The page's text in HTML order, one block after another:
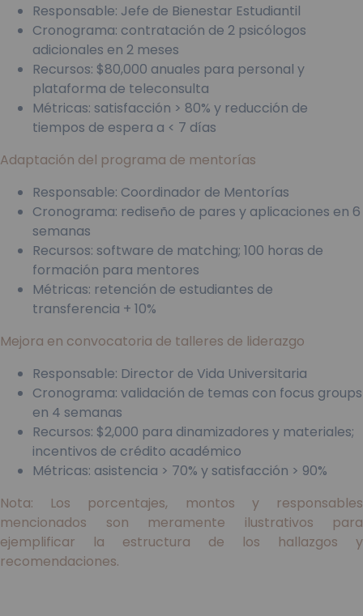
Responsable: Jefe de Bienestar Estudiantil
Cronograma: contratación de 2 psicólogos
adicionales en 2 meses
Recursos: $80,000 anuales para personal y
plataforma de teleconsulta
Métricas: satisfacción > 80% y reducción de
tiempos de espera a < 7 días
Adaptación del programa de mentorías
Responsable: Coordinador de Mentorías
Cronograma: rediseño de pares y aplicaciones en 6
semanas
Recursos: software de matching; 100 horas de
formación para mentores
Métricas: retención de estudiantes de
transferencia + 10%
Mejora en convocatoria de talleres de liderazgo
Responsable: Director de Vida Universitaria
Cronograma: validación de temas con focus groups
en 4 semanas
Recursos: $2,000 para dinamizadores y materiales;
incentivos de crédito académico
Métricas: asistencia > 70% y satisfacción > 90%
Nota: Los porcentajes, montos y responsables
mencionados son meramente ilustrativos para
ejemplificar la estructura de los hallazgos y
recomendaciones.